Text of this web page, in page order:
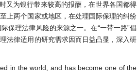
又为银行带来较高的报酬，在世界各国都得
上两个国家或地区，在处理国际保理的纠纷
保理法律风险的来源之一。在“一带一路”倡
法律适用的研究需求因而日益凸显，深入研
in the world, and has become one of the